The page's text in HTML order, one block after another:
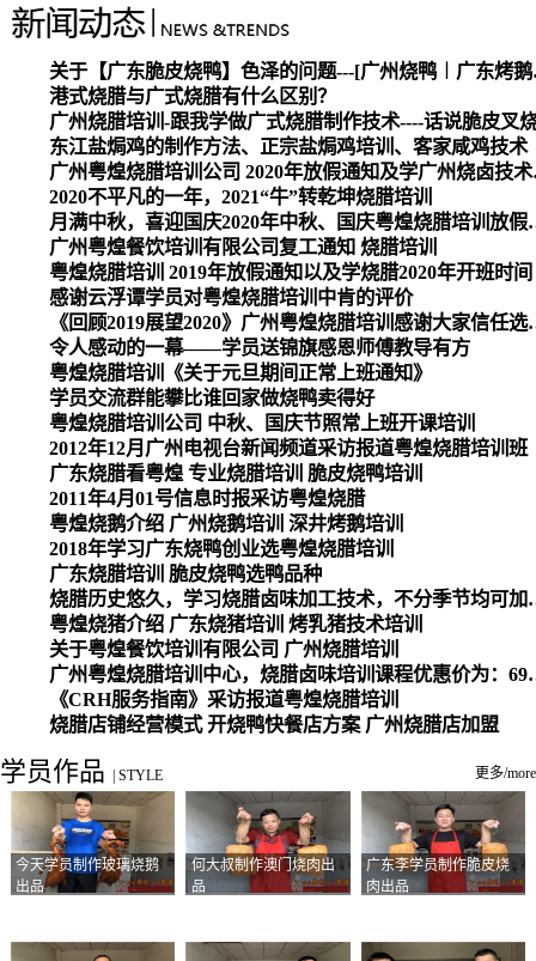
关于【广
港式烧腊与广式烧腊有什么区别？
广州烧腊培训-跟我学做广式烧腊制作技术----话说脆皮叉
东江盐焗鸡的制作方法、正宗盐焗鸡培训、客家咸鸡技术
广州粤煌
2020不平凡的一年，2021“牛”转乾坤烧腊培训
月满中秋，喜迎
广州粤煌餐饮培训有限公司复工通知 烧腊培训
粤煌烧腊培训 2019年放假通知以及学烧腊2020年开班时间
感谢云浮谭学员对粤煌烧腊培训中肯的评价
《回顾2019展望
令人感动的一幕——学员送锦旗感恩师傅教导有方
粤煌烧腊培训《关于元旦期间正常上班通知》
学员交流群能攀比谁回家做烧鸭卖得好
粤煌烧腊培训公司 中秋、国庆节照常上班开课培训
2012年12月广州电视台新闻频道采访报道粤煌烧腊培训班
广东烧腊看粤煌 专业烧腊培训 脆皮烧鸭培训
2011年4月01号信息时报采访粤煌烧腊
粤煌烧鹅介绍 广州烧鹅培训 深井烤鹅培训
2018年学习广东烧鸭创业选粤煌烧腊培训
广东烧腊培训 脆皮烧鸭选鸭品种
烧腊历史悠久，学习
粤煌烧猪介绍 广东烧猪培训 烤乳猪技术培训
关于粤煌餐饮培训有限公司 广州烧腊培训
广州粤煌烧腊培训中心，烧腊卤味培训课程优惠价为：6980元
《CRH服务指南》采访报道粤煌烧腊培训
烧腊店铺经营模式 开烧鸭快餐店方案 广州烧腊店加盟
学员作品 STYLE 更多/more
今天学员制作玻璃烧鹅
出品
何大叔制作澳门烧肉出
品
广东李学员制作脆皮烧
肉出品